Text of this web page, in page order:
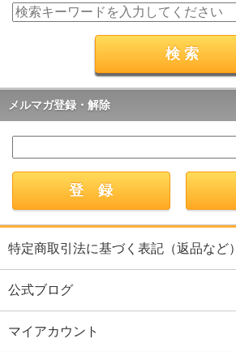
メルマガ登録・解除
特定商取引法に基づく表記（返品など）
公式ブログ
マイアカウント